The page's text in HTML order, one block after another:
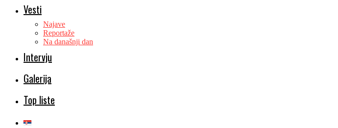
Vesti
Najave
Reportaže
Na današnji dan
Intervju
Galerija
Top liste